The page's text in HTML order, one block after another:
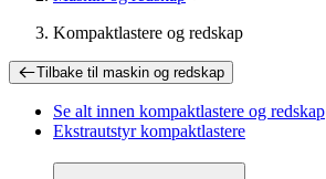
Kompaktlastere og redskap
Tilbake til maskin og redskap
Se alt innen kompaktlastere og redskap
Ekstrautstyr kompaktlastere